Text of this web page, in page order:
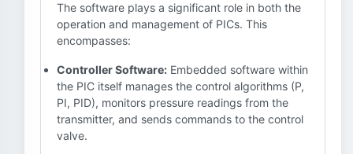
The software plays a significant role in both the
operation and management of PICs. This
encompasses:
Controller Software: Embedded software within
the PIC itself manages the control algorithms (P,
PI, PID), monitors pressure readings from the
transmitter, and sends commands to the control
valve.